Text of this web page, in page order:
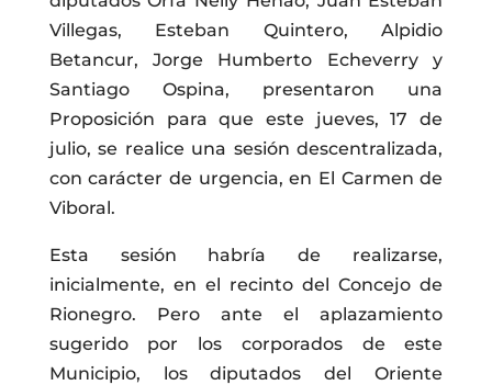
Villegas, Esteban Quintero, Alpidio
Betancur, Jorge Humberto Echeverry y
Santiago Ospina, presentaron una
Proposición para que este jueves, 17 de
julio, se realice una sesión descentralizada,
con carácter de urgencia, en El Carmen de
Viboral.
Esta sesión habría de realizarse,
inicialmente, en el recinto del Concejo de
Rionegro. Pero ante el aplazamiento
sugerido por los corporados de este
Municipio, los diputados del Oriente